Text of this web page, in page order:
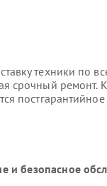
техники по
срочный ремонт.
и безопасное